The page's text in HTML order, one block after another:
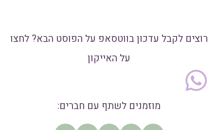
רוצים לקבל עדכון בווטסאפ על הפוסט הבא? לחצו
על האייקון
מוזמנים לשתף עם חברים: